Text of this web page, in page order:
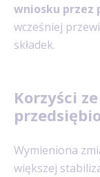
wniosku przez
wcześniej
składek.
Korzyści
Wymieniona
większej